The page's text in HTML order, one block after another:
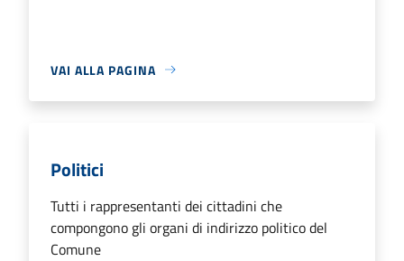
VAI ALLA PAGINA
Politici
Tutti i rappresentanti dei cittadini che
compongono gli organi di indirizzo politico del
Comune